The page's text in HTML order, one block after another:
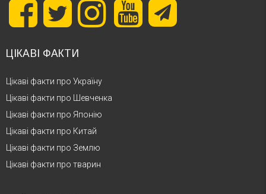
ЦІКАВІ ФАКТИ
Цікаві факти про Україну
Цікаві факти про Шевченка
Цікаві факти про Японію
Цікаві факти про Китай
Цікаві факти про Землю
Цікаві факти про тварин